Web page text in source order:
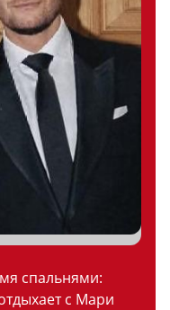
спальнями:
с Мари